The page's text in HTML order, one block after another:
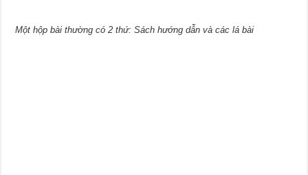
Một hộp bài thường có 2 thứ: Sách hướng dẫn và các lá bài